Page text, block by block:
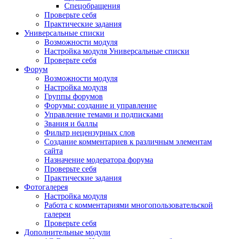
Спецобращения
Проверьте себя
Практические задания
Универсальные списки
Возможности модуля
Настройка модуля Универсальные списки
Проверьте себя
Форум
Возможности модуля
Настройка модуля
Группы форумов
Форумы: создание и управление
Управление темами и подписками
Звания и баллы
Фильтр нецензурных слов
Создание комментариев к различным элементам
сайта
Назначение модератора форума
Проверьте себя
Практические задания
Фотогалерея
Настройка модуля
Работа с комментариями многопользовательской
галереи
Проверьте себя
Дополнительные модули